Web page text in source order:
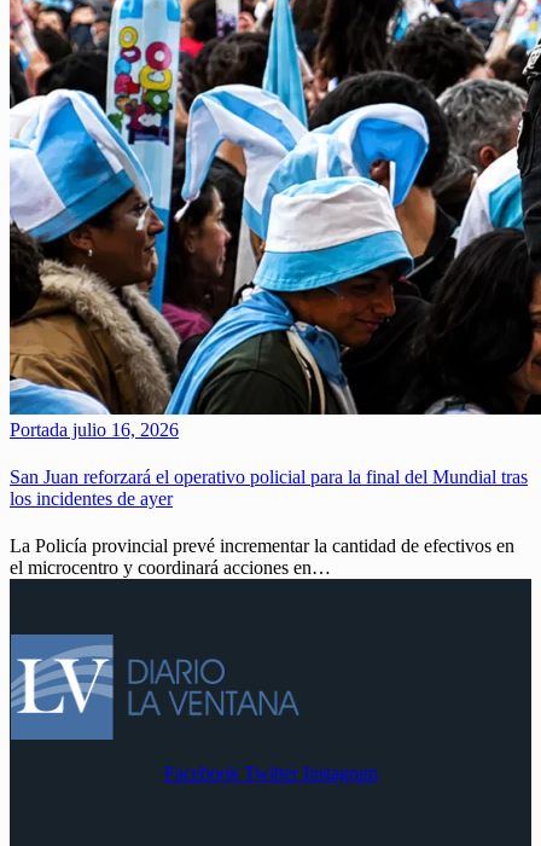
Portada julio 16, 2026
San Juan reforzará el operativo policial para la final del Mundial tras
los incidentes de ayer
La Policía provincial prevé incrementar la cantidad de efectivos en
el microcentro y coordinará acciones en…
Facebook Twitter Instagram